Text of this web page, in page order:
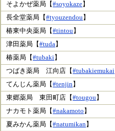
そよかぜ薬局【#soyokaze】
長全堂薬局【#tyouzendou】
椿東中央薬局【#tintou】
津田薬局【#tuda】
椿薬局【#tubaki】
つばき薬局 江向店【#tubakiemukai
てんじん薬局【#tenjin】
東郷薬局 東田町店【#tougou】
ナカモト薬局【#nakamoto 】
夏みかん薬局【#natumikan】